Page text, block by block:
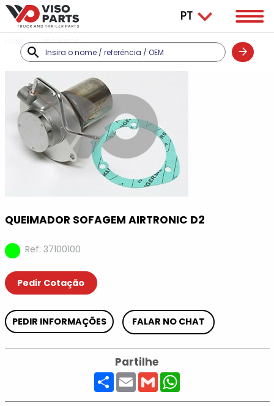
PRODUTOS SOFAGEM DE PARQUE
QUEIMADOR SOFAGEM AIRTRONIC D2
Ref: 37100100
Pedir Cotação
PEDIR INFORMAÇÕES FALAR NO CHAT
Partilhe
ShareEmailGmail